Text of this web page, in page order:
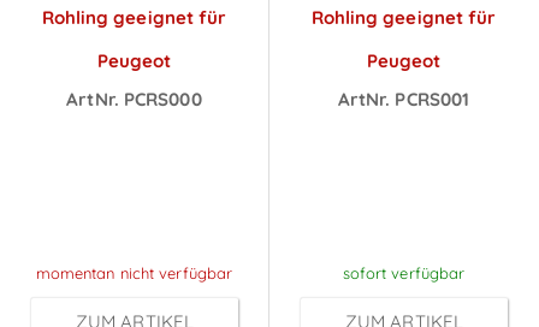
Rohling geeignet für
Peugeot
ArtNr. PCRS000
momentan nicht verfügbar
ZUM ARTIKEL
Rohling geeignet für
Peugeot
ArtNr. PCRS001
sofort verfügbar
ZUM ARTIKEL